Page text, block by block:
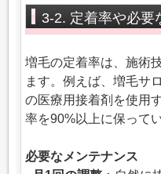
3-2. 定着率や必要
増毛の定着率は、施術
ます。例えば、増毛サ
の医療用接着剤を使用
率を90%以上に保ってい
必要なメンテナンス